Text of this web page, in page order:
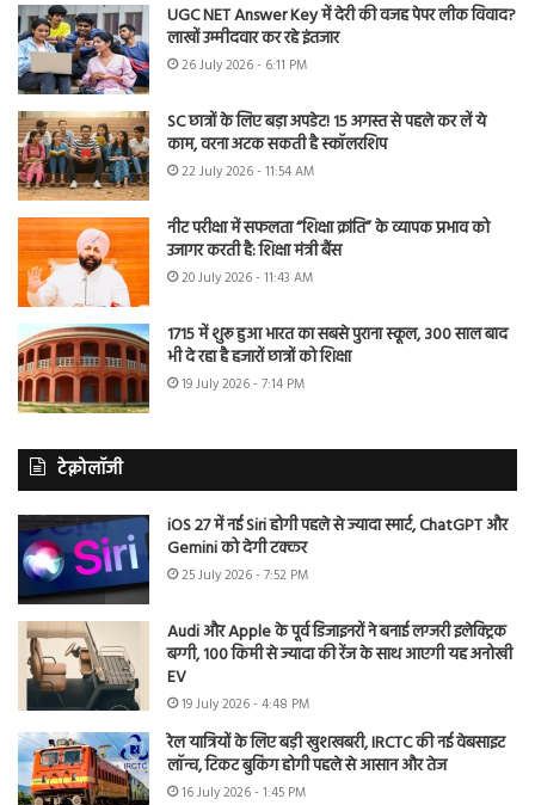
UGC NET Answer Key में देरी की वजह पेपर लीक विवाद?
लाखों उम्मीदवार कर रहे इंतजार
26 July 2026 - 6:11 PM
SC छात्रों के लिए बड़ा अपडेट! 15 अगस्त से पहले कर लें ये
काम, वरना अटक सकती है स्कॉलरशिप
22 July 2026 - 11:54 AM
नीट परीक्षा में सफलता “शिक्षा क्रांति” के व्यापक प्रभाव को
उजागर करती है: शिक्षा मंत्री बैंस
20 July 2026 - 11:43 AM
1715 में शुरू हुआ भारत का सबसे पुराना स्कूल, 300 साल बाद
भी दे रहा है हजारों छात्रों को शिक्षा
19 July 2026 - 7:14 PM
टेक्नोलॉजी
iOS 27 में नई Siri होगी पहले से ज्यादा स्मार्ट, ChatGPT और
Gemini को देगी टक्कर
25 July 2026 - 7:52 PM
Audi और Apple के पूर्व डिजाइनरों ने बनाई लग्जरी इलेक्ट्रिक
बग्गी, 100 किमी से ज्यादा की रेंज के साथ आएगी यह अनोखी
EV
19 July 2026 - 4:48 PM
रेल यात्रियों के लिए बड़ी खुशखबरी, IRCTC की नई वेबसाइट
लॉन्च, टिकट बुकिंग होगी पहले से आसान और तेज
16 July 2026 - 1:45 PM